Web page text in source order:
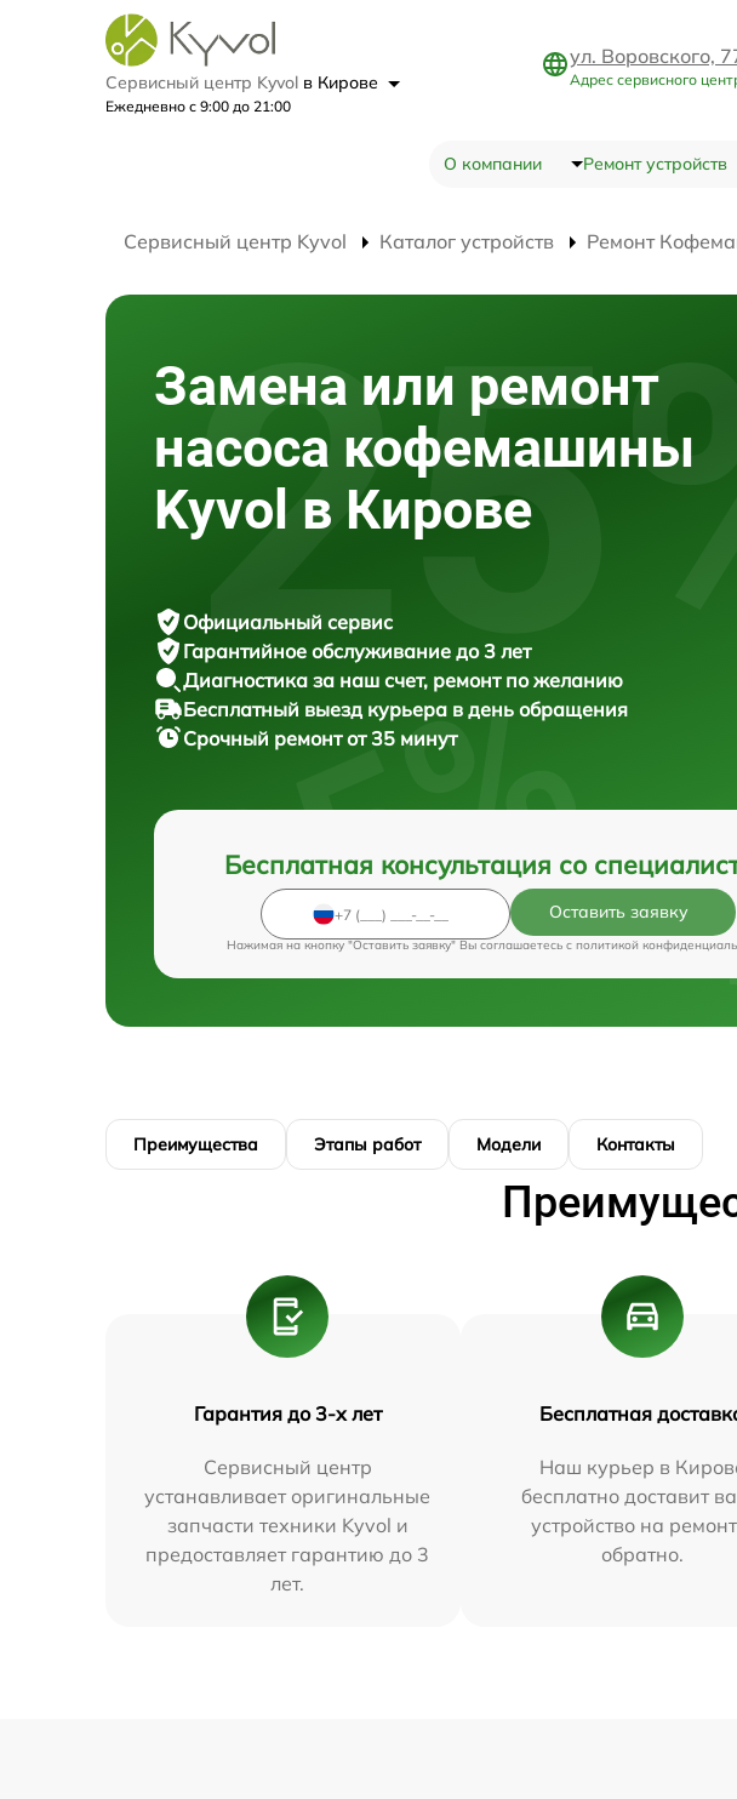
Сервисный центр Kyvol в Кирове
Ежедневно с 9:00 до 21:00
ул. Воровского,
Адрес сервисного
О компании Ремонт устройств
Сервисный центр Kyvol Каталог устройств Ремонт
Замена или ремонт
насоса кофемашины
Kyvol в Кирове
Официальный сервис
Гарантийное обслуживание до 3 лет
Диагностика за наш счет, ремонт по желанию
Бесплатный выезд курьера в день обращения
Срочный ремонтот 35 минут
Бесплатная консультация со
Оставить заявку
Нажимая на кнопку "Оставить заявку" Вы соглашаетесь c политикой
Преимущества Этапы работ Модели Контакты
Гарантия до 3-х лет
Сервисный центр
устанавливает оригинальные
запчасти техники Kyvol и
предоставляет гарантию до 3
лет.
Бесплатная
Наш курьер в
бесплатно доставит
устройство на
обратно.